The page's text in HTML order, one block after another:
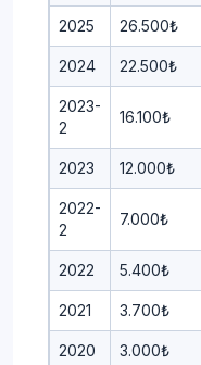
2025 26.500₺
2024 22.500₺
2023-
2
16.100₺
2023 12.000₺
2022-
2
7.000₺
2022 5.400₺
2021 3.700₺
2020 3.000₺